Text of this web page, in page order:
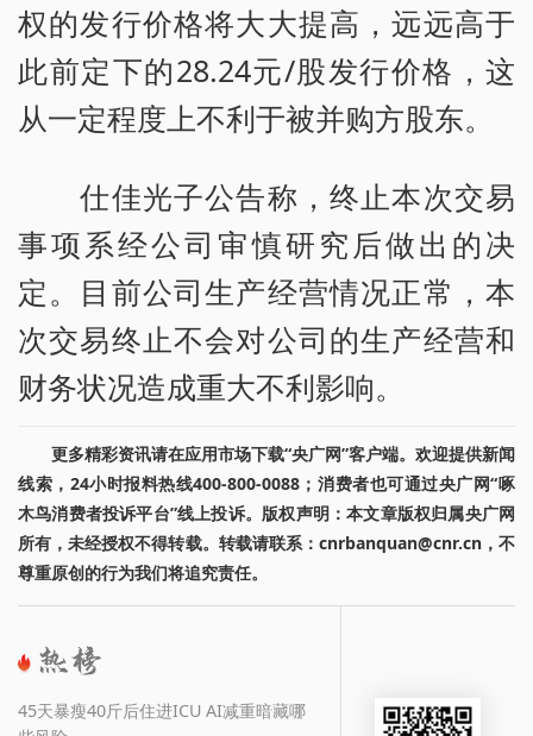
权的发行价格将大大提高，远远高于
此前定下的28.24元/股发行价格，这
从一定程度上不利于被并购方股东。
仕佳光子公告称，终止本次交易
事项系经公司审慎研究后做出的决
定。目前公司生产经营情况正常，本
次交易终止不会对公司的生产经营和
财务状况造成重大不利影响。
更多精彩资讯请在应用市场下载“央广网”客户端。欢迎提供新闻
线索，24小时报料热线400-800-0088；消费者也可通过央广网“啄
木鸟消费者投诉平台”线上投诉。版权声明：本文章版权归属央广网
所有，未经授权不得转载。转载请联系：cnrbanquan@cnr.cn，不
尊重原创的行为我们将追究责任。
45天暴瘦40斤后住进ICU AI减重暗藏哪